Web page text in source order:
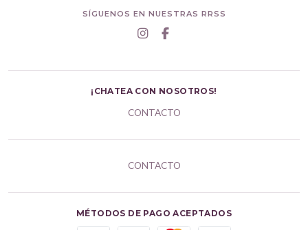
SÍGUENOS EN NUESTRAS RRSS
¡CHATEA CON NOSOTROS!
CONTACTO
CONTACTO
MÉTODOS DE PAGO ACEPTADOS